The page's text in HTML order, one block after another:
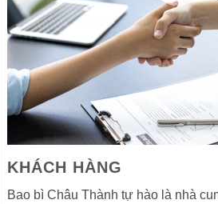
KHÁCH HÀNG
Bao bì Châu Thành tự hào là nhà